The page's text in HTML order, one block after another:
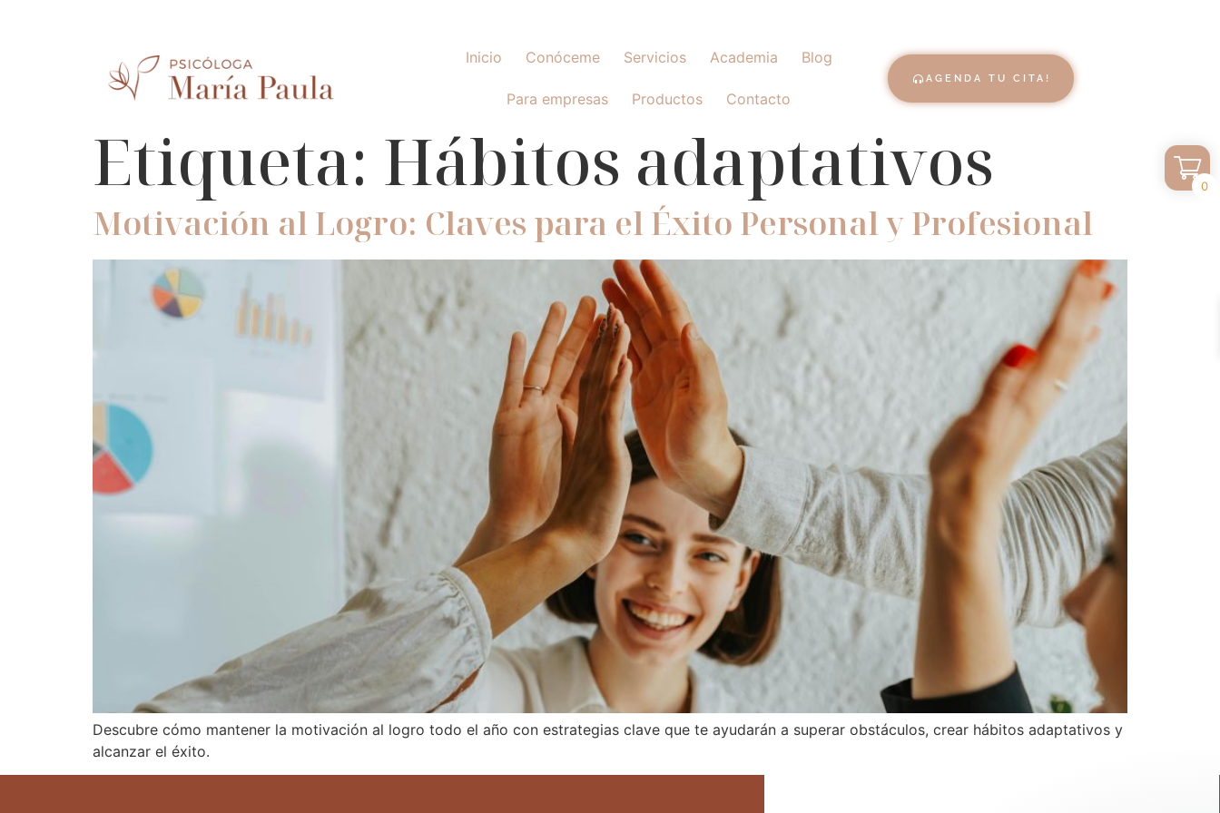
Inicio Conóceme Servicios Academia Blog
Para empresas Productos Contacto
AGENDA TU CITA!
Etiqueta: Hábitos adaptativos
Motivación al Logro: Claves para el Éxito Personal y Profesional
Descubre cómo mantener la motivación al logro todo el año con estrategias clave que te ayudarán a superar obstáculos, crear hábitos adaptativos y
alcanzar el éxito.
0